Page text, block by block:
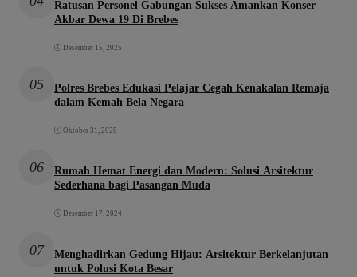
Ratusan Personel Gabungan Sukses Amankan Konser
Akbar Dewa 19 Di Brebes
Desember 15, 2025
05
Polres Brebes Edukasi Pelajar Cegah Kenakalan Remaja
dalam Kemah Bela Negara
Oktober 31, 2025
06
Rumah Hemat Energi dan Modern: Solusi Arsitektur
Sederhana bagi Pasangan Muda
Desember 17, 2024
07
Menghadirkan Gedung Hijau: Arsitektur Berkelanjutan
untuk Polusi Kota Besar